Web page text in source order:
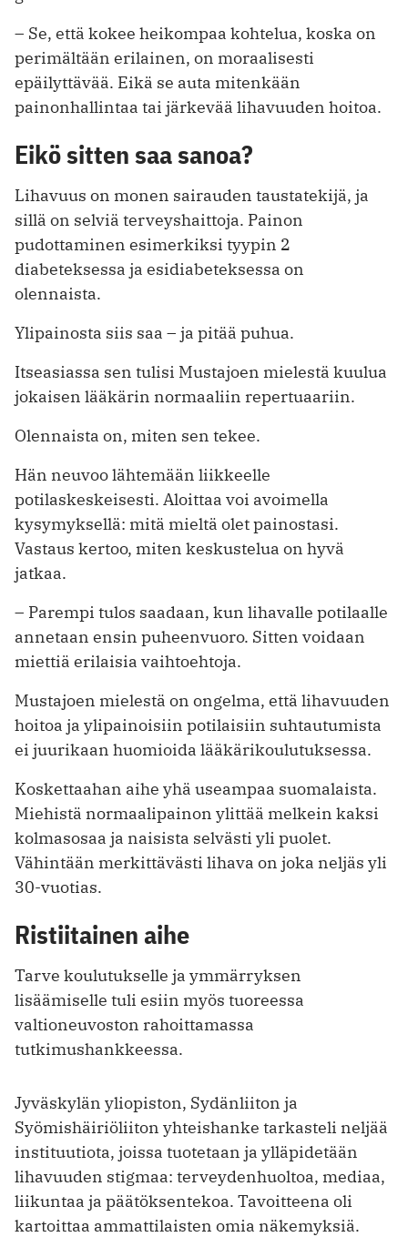
– Se, että kokee heikompaa kohtelua, koska on
perimältään erilainen, on moraalisesti
epäilyttävää. Eikä se auta mitenkään
painonhallintaa tai järkevää lihavuuden hoitoa.
Eikö sitten saa sanoa?
Lihavuus on monen sairauden taustatekijä, ja
sillä on selviä terveyshaittoja. Painon
pudottaminen esimerkiksi tyypin 2
diabeteksessa ja esidiabeteksessa on
olennaista.
Ylipainosta siis saa – ja pitää puhua.
Itseasiassa sen tulisi Mustajoen mielestä kuulua
jokaisen lääkärin normaaliin repertuaariin.
Olennaista on, miten sen tekee.
Hän neuvoo lähtemään liikkeelle
potilaskeskeisesti. Aloittaa voi avoimella
kysymyksellä: mitä mieltä olet painostasi.
Vastaus kertoo, miten keskustelua on hyvä
jatkaa.
– Parempi tulos saadaan, kun lihavalle potilaalle
annetaan ensin puheenvuoro. Sitten voidaan
miettiä erilaisia vaihtoehtoja.
Mustajoen mielestä on ongelma, että lihavuuden
hoitoa ja ylipainoisiin potilaisiin suhtautumista
ei juurikaan huomioida lääkärikoulutuksessa.
Koskettaahan aihe yhä useampaa suomalaista.
Miehistä normaalipainon ylittää melkein kaksi
kolmasosaa ja naisista selvästi yli puolet.
Vähintään merkittävästi lihava on joka neljäs yli
30-vuotias.
Ristiitainen aihe
Tarve koulutukselle ja ymmärryksen
lisäämiselle tuli esiin myös tuoreessa
valtioneuvoston rahoittamassa
tutkimushankkeessa.
Jyväskylän yliopiston, Sydänliiton ja
Syömishäiriöliiton yhteishanke tarkasteli neljää
instituutiota, joissa tuotetaan ja ylläpidetään
lihavuuden stigmaa: terveydenhuoltoa, mediaa,
liikuntaa ja päätöksentekoa. Tavoitteena oli
kartoittaa ammattilaisten omia näkemyksiä.